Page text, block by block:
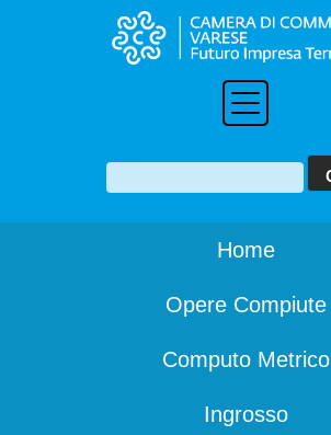
Home
Opere Compiute
Computo Metrico
Ingrosso